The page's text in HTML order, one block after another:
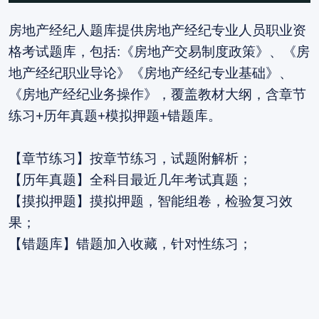
房地产经纪人题库提供房地产经纪专业人员职业资
格考试题库，包括:《房地产交易制度政策》、《房
地产经纪职业导论》《房地产经纪专业基础》、
《房地产经纪业务操作》，覆盖教材大纲，含章节
练习+历年真题+模拟押题+错题库。
【章节练习】按章节练习，试题附解析；
【历年真题】全科目最近几年考试真题；
【摸拟押题】摸拟押题，智能组卷，检验复习效
果；
【错题库】错题加入收藏，针对性练习；